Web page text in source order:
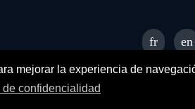
mejorar la experiencia de
de confidencialidad
fr en
© 2026